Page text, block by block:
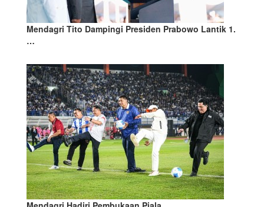
Mendagri Tito Dampingi Presiden Prabowo Lantik 1.
…